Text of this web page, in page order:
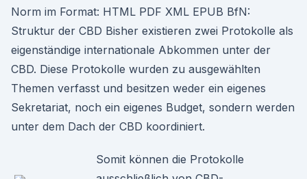
Norm im Format: HTML PDF XML EPUB BfN:
Struktur der CBD Bisher existieren zwei Protokolle als
eigenständige internationale Abkommen unter der
CBD. Diese Protokolle wurden zu ausgewählten
Themen verfasst und besitzen weder ein eigenes
Sekretariat, noch ein eigenes Budget, sondern werden
unter dem Dach der CBD koordiniert.
Somit können die Protokolle